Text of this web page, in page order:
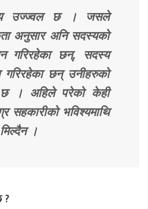
उज्ज्वल छ । जसले
अनुसार अनि सदस्यको
गरिरहेका छन्, सदस्य
गरिरहेका छन् उनीहरुको
। अहिले परेको केही
सहकारीको भविश्यमाथि
।
?